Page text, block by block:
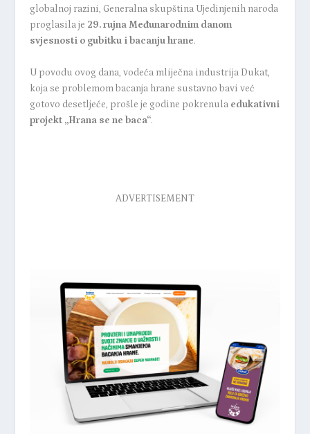
globalnoj razini, Generalna skupština Ujedinjenih naroda
proglasila je 29. rujna Međunarodnim danom
svjesnosti o gubitku i bacanju hrane.
U povodu ovog dana, vodeća mliječna industrija Dukat,
koja se problemom bacanja hrane sustavno bavi već
gotovo desetljeće, prošle je godine pokrenula edukativni
projekt „Hrana se ne baca“.
ADVERTISEMENT